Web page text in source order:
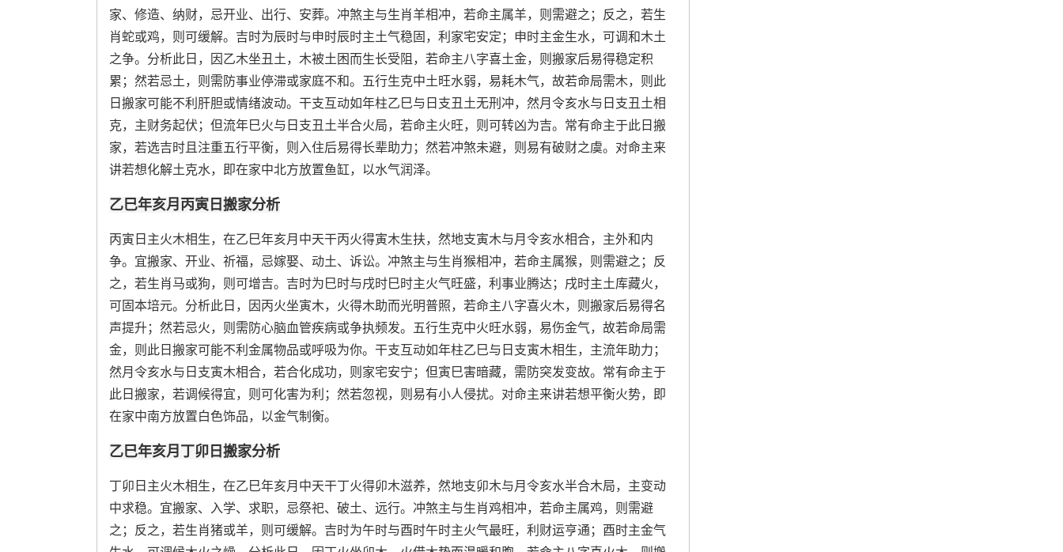
家、修造、纳财，忌开业、出行、安葬。冲煞主与生肖羊相冲，若命主属羊，则需避之；反之，若生
肖蛇或鸡，则可缓解。吉时为辰时与申时辰时主土气稳固，利家宅安定；申时主金生水，可调和木土
之争。分析此日，因乙木坐丑土，木被土困而生长受阻，若命主八字喜土金，则搬家后易得稳定积
累；然若忌土，则需防事业停滞或家庭不和。五行生克中土旺水弱，易耗木气，故若命局需木，则此
日搬家可能不利肝胆或情绪波动。干支互动如年柱乙巳与日支丑土无刑冲，然月令亥水与日支丑土相
克，主财务起伏；但流年巳火与日支丑土半合火局，若命主火旺，则可转凶为吉。常有命主于此日搬
家，若选吉时且注重五行平衡，则入住后易得长辈助力；然若冲煞未避，则易有破财之虞。对命主来
讲若想化解土克水，即在家中北方放置鱼缸，以水气润泽。
乙巳年亥月丙寅日搬家分析
丙寅日主火木相生，在乙巳年亥月中天干丙火得寅木生扶，然地支寅木与月令亥水相合，主外和内
争。宜搬家、开业、祈福，忌嫁娶、动土、诉讼。冲煞主与生肖猴相冲，若命主属猴，则需避之；反
之，若生肖马或狗，则可增吉。吉时为巳时与戌时巳时主火气旺盛，利事业腾达；戌时主土库藏火，
可固本培元。分析此日，因丙火坐寅木，火得木助而光明普照，若命主八字喜火木，则搬家后易得名
声提升；然若忌火，则需防心脑血管疾病或争执频发。五行生克中火旺水弱，易伤金气，故若命局需
金，则此日搬家可能不利金属物品或呼吸为你。干支互动如年柱乙巳与日支寅木相生，主流年助力；
然月令亥水与日支寅木相合，若合化成功，则家宅安宁；但寅巳害暗藏，需防突发变故。常有命主于
此日搬家，若调候得宜，则可化害为利；然若忽视，则易有小人侵扰。对命主来讲若想平衡火势，即
在家中南方放置白色饰品，以金气制衡。
乙巳年亥月丁卯日搬家分析
丁卯日主火木相生，在乙巳年亥月中天干丁火得卯木滋养，然地支卯木与月令亥水半合木局，主变动
中求稳。宜搬家、入学、求职，忌祭祀、破土、远行。冲煞主与生肖鸡相冲，若命主属鸡，则需避
之；反之，若生肖猪或羊，则可缓解。吉时为午时与酉时午时主火气最旺，利财运亨通；酉时主金气